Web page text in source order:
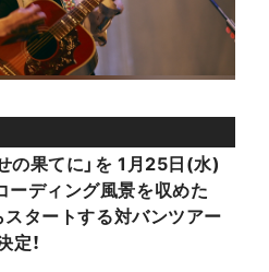
の果てに」を 1月25日(水)
ーディング風景を収めた
タートする対バンツアー
！